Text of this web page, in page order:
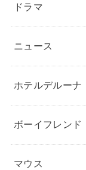
ドラマ
ニュース
ホテルデルーナ
ボーイフレンド
マウス